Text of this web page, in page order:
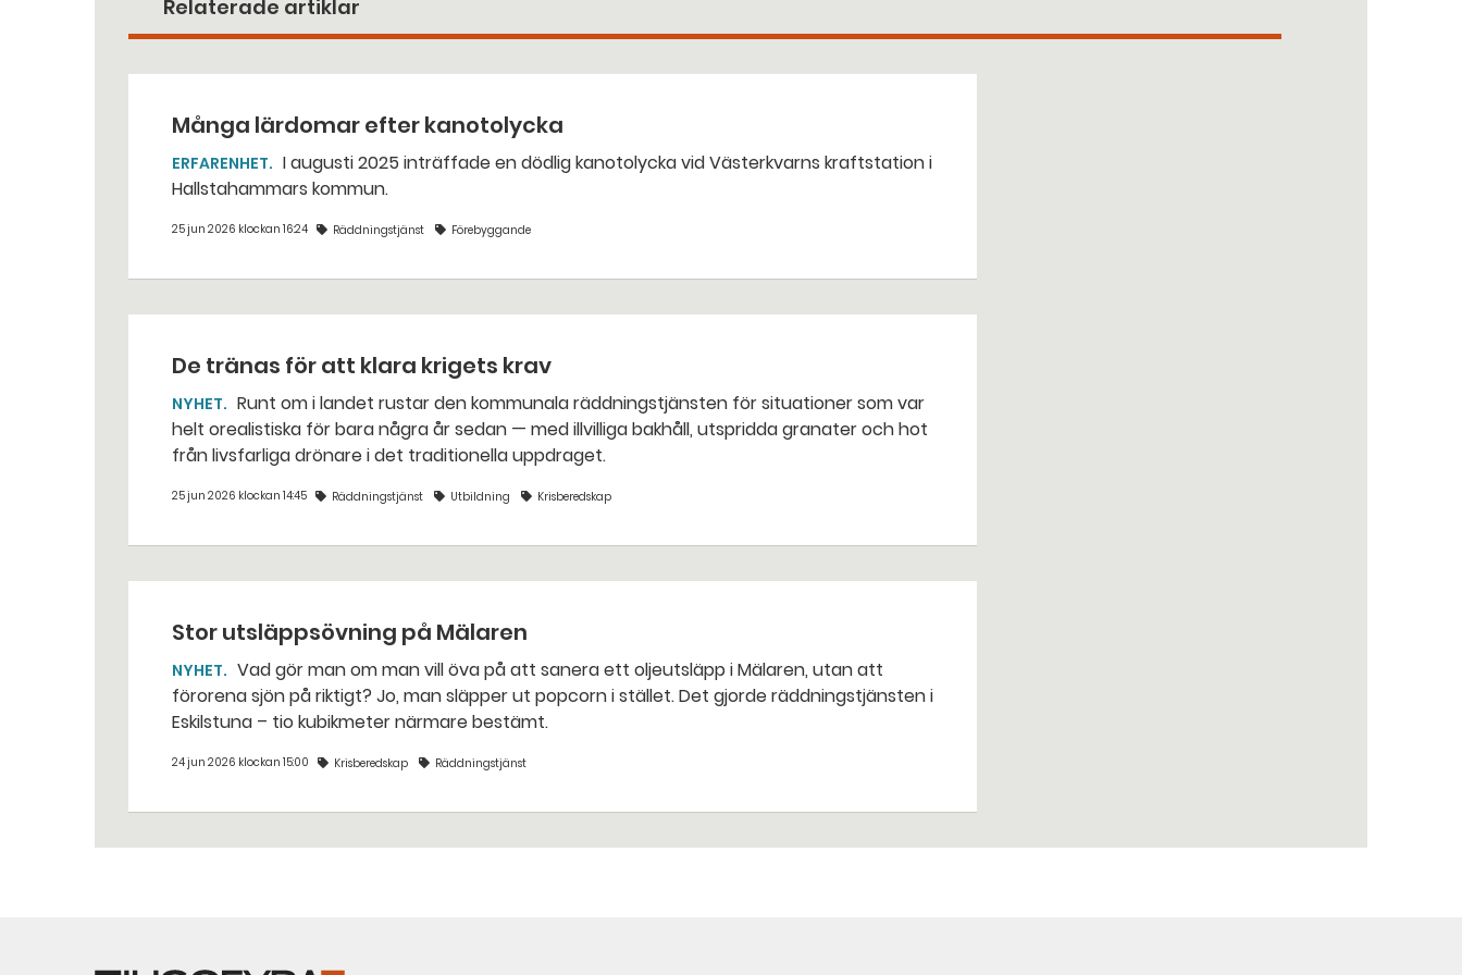
Relaterade artiklar
Många lärdomar efter kanotolycka
ERFARENHET
Hallstahammars kommun.
25 jun 2026 klockan 16:24 Räddningstjänst Förebyggande
De tränas för att klara krigets krav
NYHET
helt orealistiska för bara några år sedan — med illvilliga bakhåll, utspridda granater och hot
från livsfarliga drönare i det traditionella uppdraget.
25 jun 2026 klockan 14:45 Räddningstjänst Utbildning Krisberedskap
Stor utsläppsövning på Mälaren
NYHET
förorena sjön på riktigt? Jo, man släpper ut popcorn i stället. Det gjorde räddningstjänsten i
Eskilstuna – tio kubikmeter närmare bestämt.
24 jun 2026 klockan 15:00 Krisberedskap Räddningstjänst